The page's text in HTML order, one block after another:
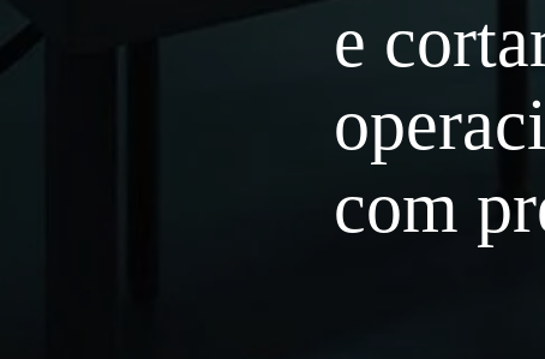
e
com